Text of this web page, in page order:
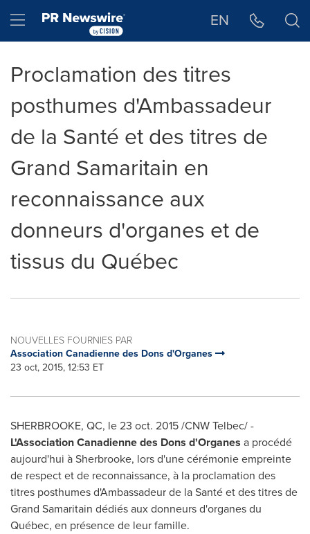
Hamburger menu EN
Proclamation des titres
posthumes d'Ambassadeur
de la Santé et des titres de
Grand Samaritain en
reconnaissance aux
donneurs d'organes et de
tissus du Québec
NOUVELLES FOURNIES PAR
Association Canadienne des Dons d'Organes
23 oct, 2015, 12:53 ET
SHERBROOKE, QC, le23 oct. 2015/CNW Telbec/ -
L'Association Canadienne des Dons d'Organes a procédé
aujourd'hui à Sherbrooke, lors d'une cérémonie empreinte
de respect et de reconnaissance, à la proclamation des
titres posthumes d'Ambassadeur de la Santé et des titres de
Grand Samaritain dédiés aux donneurs d'organes du
Québec, en présence de leur famille.